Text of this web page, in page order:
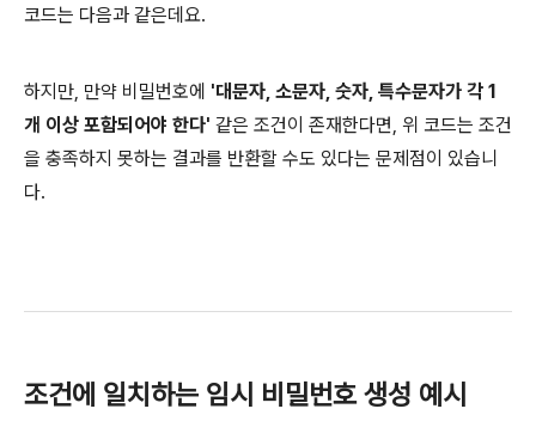
코드는 다음과 같은데요.
하지만, 만약 비밀번호에 '대문자, 소문자, 숫자, 특수문자가 각 1
개 이상 포함되어야 한다' 같은 조건이 존재한다면, 위 코드는 조건
을 충족하지 못하는 결과를 반환할 수도 있다는 문제점이 있습니
다.
조건에 일치하는 임시 비밀번호 생성 예시